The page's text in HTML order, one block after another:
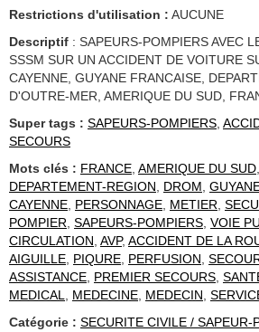
Restrictions d'utilisation : AUCUNE
Descriptif : SAPEURS-POMPIERS AVEC
SSSM SUR UN ACCIDENT DE VOITURE
CAYENNE, GUYANE FRANCAISE,
D'OUTRE-MER, AMERIQUE DU SUD,
Super tags : SAPEURS-POMPIERS,
SECOURS
Mots clés : FRANCE, AMERIQUE DU SUD,
DEPARTEMENT-REGION, DROM,
CAYENNE, PERSONNAGE, METIER,
POMPIER, SAPEURS-POMPIERS, VOIE
CIRCULATION, AVP, ACCIDENT DE LA
AIGUILLE, PIQURE, PERFUSION,
ASSISTANCE, PREMIER SECOURS,
MEDICAL, MEDECINE, MEDECIN,
Catégorie : SECURITE CIVILE / SAPEUR-